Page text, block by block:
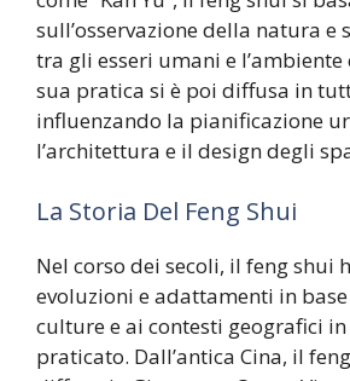
sull’osservazione della natura e
tra gli esseri umani e l’ambiente
sua pratica si è poi diffusa in
influenzando la pianificazione
l’architettura e il design degli
La Storia Del Feng Shui
Nel corso dei secoli, il feng shui
evoluzioni e adattamenti in
culture e ai contesti geografici
praticato. Dall’antica Cina, il